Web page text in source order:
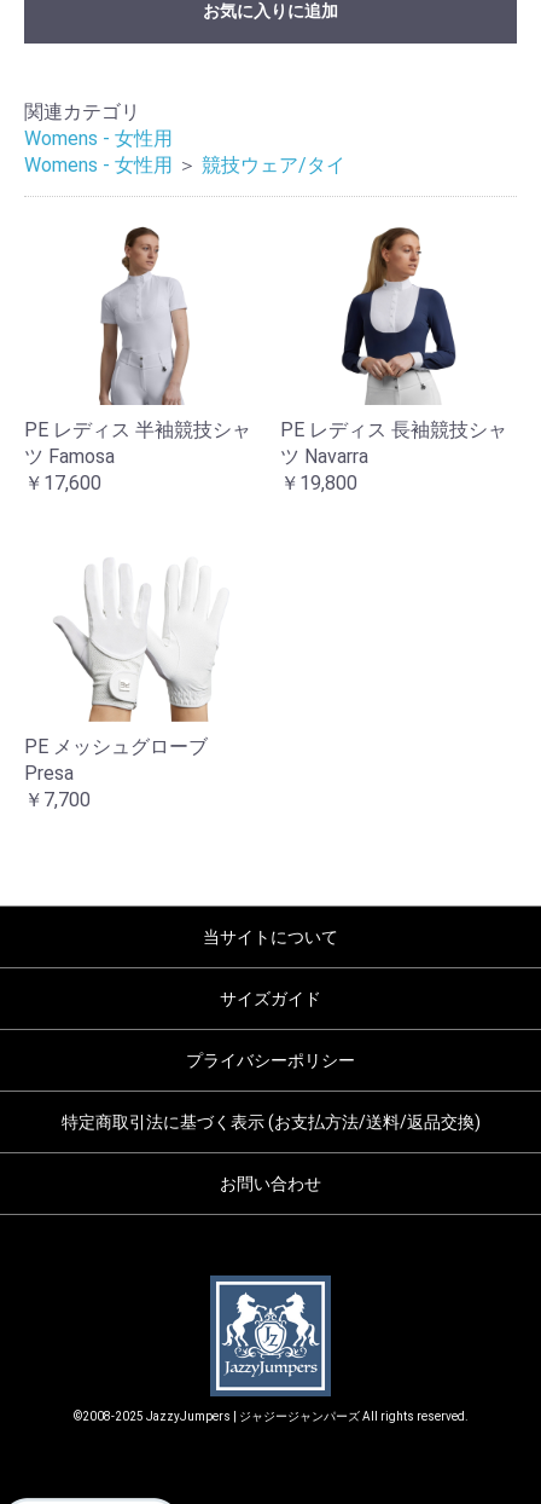
お気に入りに追加
関連カテゴリ
Womens - 女性用
Womens - 女性用 ＞ 競技ウェア/タイ
PE レディス 半袖競技シャ
ツ Famosa
￥17,600
PE レディス 長袖競技シャ
ツ Navarra
￥19,800
PE メッシュグローブ
Presa
￥7,700
当サイトについて
サイズガイド
プライバシーポリシー
特定商取引法に基づく表示 (お支払方法/送料/返品交換)
お問い合わせ
©2008-2025 JazzyJumpers | ジャジージャンパーズ All rights reserved.